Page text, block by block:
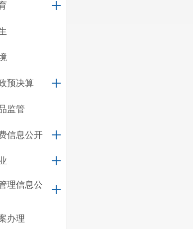
预决算
监管
信息公开
理信息公
办理